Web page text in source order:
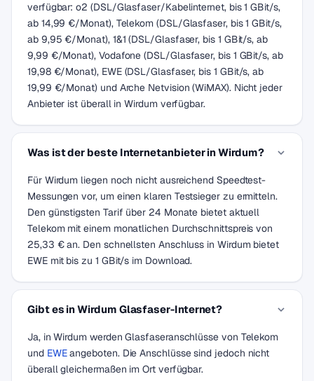
verfügbar: o2 (DSL/Glasfaser/Kabelinternet, bis 1 GBit/s,
ab 14,99 €/Monat), Telekom (DSL/Glasfaser, bis 1 GBit/s,
ab 9,95 €/Monat), 1&1 (DSL/Glasfaser, bis 1 GBit/s, ab
9,99 €/Monat), Vodafone (DSL/Glasfaser, bis 1 GBit/s, ab
19,98 €/Monat), EWE (DSL/Glasfaser, bis 1 GBit/s, ab
19,99 €/Monat) und Arche Netvision (WiMAX). Nicht jeder
Anbieter ist überall in Wirdum verfügbar.
Was ist der beste Internetanbieter in Wirdum?
Für Wirdum liegen noch nicht ausreichend Speedtest-
Messungen vor, um einen klaren Testsieger zu ermitteln.
Den günstigsten Tarif über 24 Monate bietet aktuell
Telekom mit einem monatlichen Durchschnittspreis von
25,33 € an. Den schnellsten Anschluss in Wirdum bietet
EWE mit bis zu 1 GBit/s im Download.
Gibt es in Wirdum Glasfaser-Internet?
Ja, in Wirdum werden Glasfaseranschlüsse von Telekom
und EWEangeboten. Die Anschlüsse sind jedoch nicht
überall gleichermaßen im Ort verfügbar.